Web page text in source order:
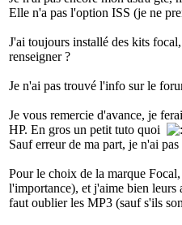
Elle n'a pas l'option ISS (je ne
J'ai toujours installé des kits
renseigner ?
Je n'ai pas trouvé l'info sur le
Je vous remercie d'avance, je
HP. En gros un petit tuto quoi
Sauf erreur de ma part, je n'ai
Pour le choix de la marque
l'importance), et j'aime bien leurs
faut oublier les MP3 (sauf s'ils